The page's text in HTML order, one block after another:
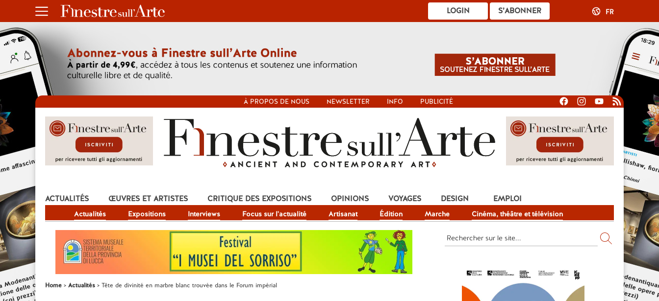
S’ABONNER
LOGIN FR
À PROPOS DE NOUS NEWSLETTER INFO PUBLICITÉ
ACTUALITÉS
Actualités Expositions Interviews Focus sur l'actualité Artisanat Édition Marche Cinéma, théâtre et télévision
ŒUVRES ET ARTISTES CRITIQUE DES EXPOSITIONS OPINIONS VOYAGES DESIGN EMPLOI
Home Actualités Tête de divinité en marbre blanc trouvée dans le Forum impérial